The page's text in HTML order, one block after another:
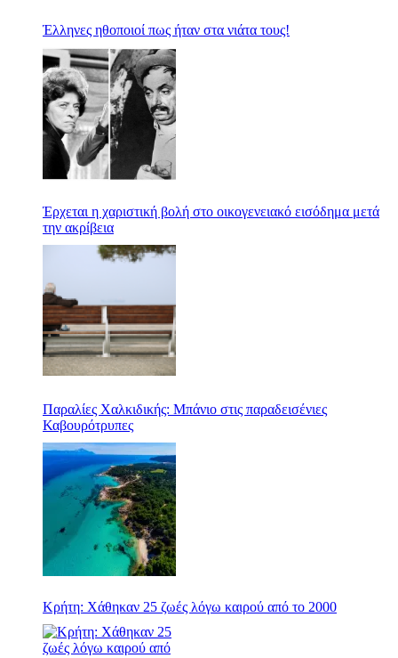
Έλληνες ηθοποιοί πως ήταν στα νιάτα τους!
Έρχεται η χαριστική βολή στο οικογενειακό εισόδημα μετά
την ακρίβεια￼
Παραλίες Χαλκιδικής: Μπάνιο στις παραδεισένιες
Καβουρότρυπες
Κρήτη: Χάθηκαν 25 ζωές λόγω καιρού από το 2000